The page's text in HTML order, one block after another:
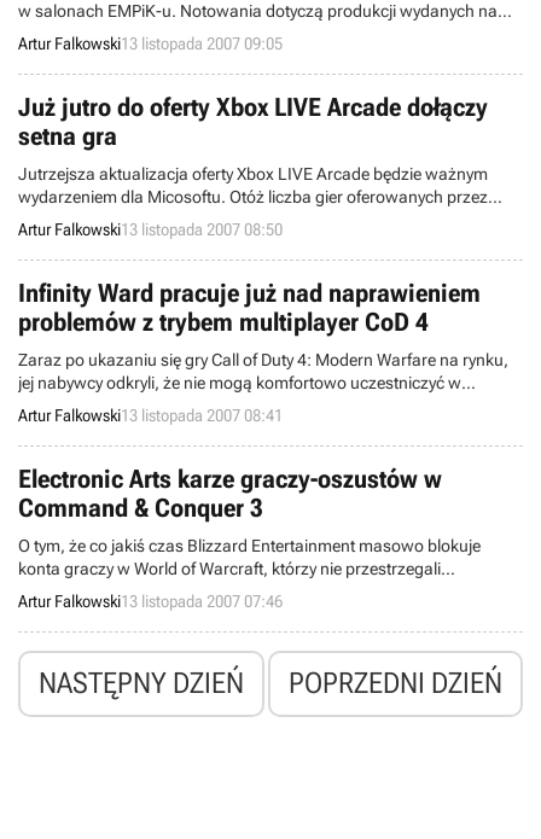
w salonach EMPiK-u. Notowania dotyczą produkcji wydanych na
komputery PC oraz konsole X360, PS3 i PS2. Dane potrzebne do ich
sporządzenia zostały zebrane w okresie 5-11 listopada w 100
placówkach firmy.
Artur Falkowski13 listopada 2007 09:05
Już jutro do oferty Xbox LIVE Arcade dołączy
setna gra
Jutrzejsza aktualizacja oferty Xbox LIVE Arcade będzie ważnym
wydarzeniem dla Micosoftu. Otóż liczba gier oferowanych przez
wspomniany serwis wyniesie 100. Stanie się tak, gdy tylko do XBLA
dołączą dwa planowane na ten tydzień tytuły.
Artur Falkowski13 listopada 2007 08:50
Infinity Ward pracuje już nad naprawieniem
problemów z trybem multiplayer CoD 4
Zaraz po ukazaniu się gry Call of Duty 4: Modern Warfare na rynku,
jej nabywcy odkryli, że nie mogą komfortowo uczestniczyć w
rozgrywkach online. Jak się szybko okazało, największych
problemów doświadczali posiadacze PS3, ale również właściciele
wersji na PC i X360 mieli powody do narzekań. Twórcy gry, Inifinity
Ward, zareagowali błyskawicznie i już pracują nad poprawkami.
Artur Falkowski13 listopada 2007 08:41
Electronic Arts karze graczy-oszustów w
Command & Conquer 3
O tym, że co jakiś czas Blizzard Entertainment masowo blokuje
konta graczy w World of Warcraft, którzy nie przestrzegali
ustalonych przez producenta zasad, wiadomo już od dłuższego
czasu. Nie oznacza to jednak, że inne firmy również nie dbają o to,
by eliminować oszustów. Jak poinformował serwis 1UP, Electronic
Arts ukarało ostatnio 75 graczy w Command & Conquer 3.
Artur Falkowski13 listopada 2007 07:46
NASTĘPNY DZIEŃ POPRZEDNI DZIEŃ